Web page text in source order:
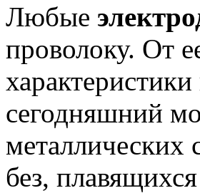
Любые
проволоку. От
сегодняшний
без,